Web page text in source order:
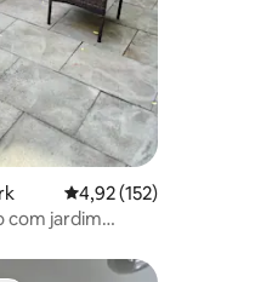
4,92 de uma avaliação
4,92 (152)
com jardim